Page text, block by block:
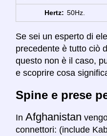
Hertz: 50Hz.
Se sei un esperto di
precedente è tutto ciò
questo non è il caso,
e scoprire cosa
Spine e prese
In Afghanistan
connettori: (include